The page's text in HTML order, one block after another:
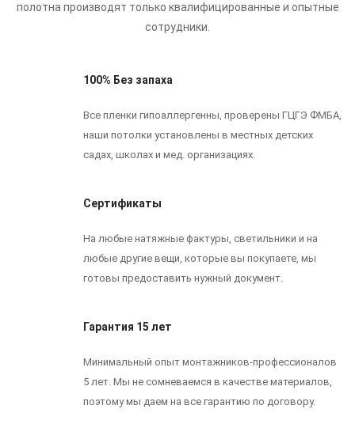
полотна производят только квалифицированные и опытные
сотрудники.
100% Без запаха
Все пленки гипоаллергенны, проверены ГЦГЭ ФМБА,
наши потолки установлены в местных детских
садах, школах и мед. организациях.
Сертификаты
На любые натяжные фактуры, светильники и на
любые другие вещи, которые вы покупаете, мы
готовы предоставить нужный документ.
Гарантия 15 лет
Минимальный опыт монтажников-профессионалов
5 лет. Мы не сомневаемся в качестве материалов,
поэтому мы даем на все гарантию по договору.